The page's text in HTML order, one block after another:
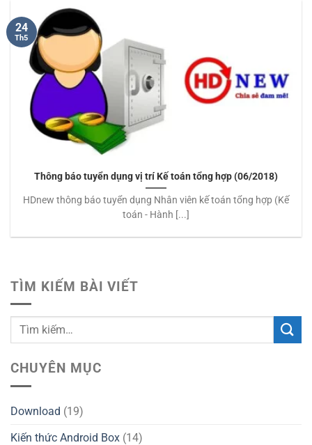
Thông báo tuyển dụng vị trí Kế toán tổng hợp (06/2018)
HDnew thông báo tuyển dụng Nhân viên kế toán tổng hợp (Kế
toán - Hành [...]
24
Th5
TÌM KIẾM BÀI VIẾT
CHUYÊN MỤC
Download (19)
Kiến thức Android Box (14)